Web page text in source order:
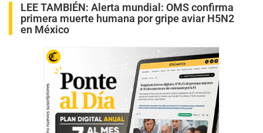
LEE TAMBIÉN: Alerta mundial: OMS confirma
primera muerte humana por gripe aviar H5N2
en México